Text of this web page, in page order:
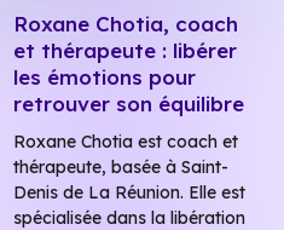
Roxane Chotia, coach
et thérapeute : libérer
les émotions pour
retrouver son équilibre
Roxane Chotia est coach et
thérapeute, basée à Saint-
Denis de La Réunion. Elle est
spécialisée dans la libération